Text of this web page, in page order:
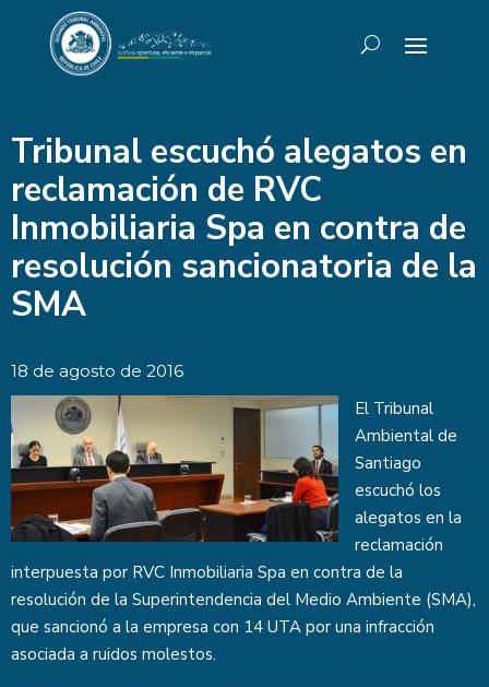
Tribunal escuchó alegatos en
reclamación de RVC
Inmobiliaria Spa en contra de
resolución sancionatoria de la
SMA
18 de agosto de 2016
El Tribunal
Ambiental de
Santiago
escuchó los
alegatos en la
reclamación
interpuesta por RVC Inmobiliaria Spa en contra de la
resolución de la Superintendencia del Medio Ambiente (SMA),
que sancionó a la empresa con 14 UTA por una infracción
asociada a ruidos molestos.